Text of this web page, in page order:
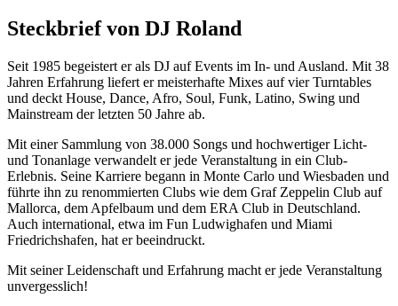
Steckbrief von DJ Roland
Seit 1985 begeistert er als DJ auf Events im In- und Ausland. Mit 38
Jahren Erfahrung liefert er meisterhafte Mixes auf vier Turntables
und deckt House, Dance, Afro, Soul, Funk, Latino, Swing und
Mainstream der letzten 50 Jahre ab.
Mit einer Sammlung von 38.000 Songs und hochwertiger Licht-
und Tonanlage verwandelt er jede Veranstaltung in ein Club-
Erlebnis. Seine Karriere begann in Monte Carlo und Wiesbaden und
führte ihn zu renommierten Clubs wie dem Graf Zeppelin Club auf
Mallorca, dem Apfelbaum und dem ERA Club in Deutschland.
Auch international, etwa im Fun Ludwighafen und Miami
Friedrichshafen, hat er beeindruckt.
Mit seiner Leidenschaft und Erfahrung macht er jede Veranstaltung
unvergesslich!